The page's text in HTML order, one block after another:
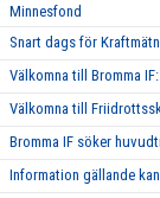
Minnesfond
Snart dags för
Välkomna till Bromma
Välkomna till
Bromma IF söker
Information gällande